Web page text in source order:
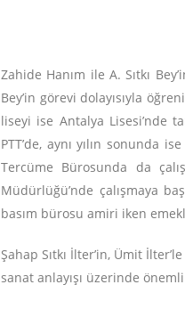
Zahide Hanım ile A. Sıtkı
Bey’in görevi dolayısıyla
liseyi ise Antalya Lisesi’nde
PTT’de, aynı yılın sonunda
Tercüme Bürosunda da
Müdürlüğü’nde çalışmaya
basım bürosu amiri iken
Şahap Sıtkı İlter’in, Ümit
sanat anlayışı üzerinde